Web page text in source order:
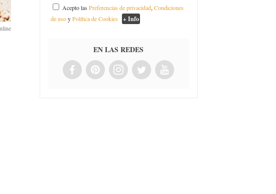
Acepto lasPreferencias de privacidad,Condiciones
de usoyPolítica de Cookies + Info
EN LAS REDES